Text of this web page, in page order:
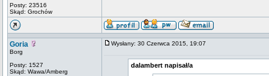
Posty: 23516
Skąd: Grochów
Goria
Borg
Posty: 1527
Skąd: Wawa/Amberg
Wysłany: 30 Czerwca 2015, 19:07
dalambert napisał/a